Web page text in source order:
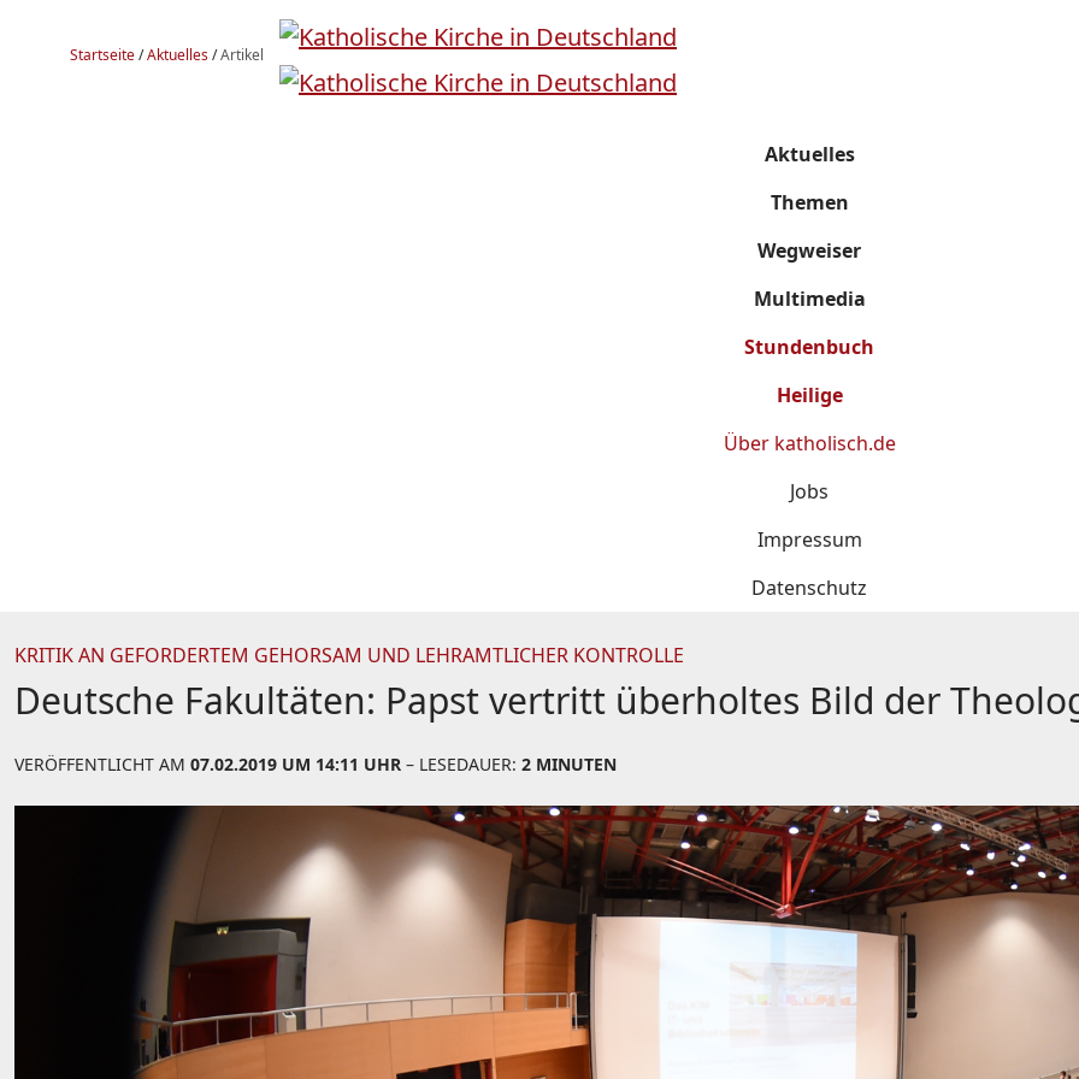
Startseite/Aktuelles/Artikel
Aktuelles
Themen
Wegweiser
Multimedia
Stundenbuch
Heilige
Über katholisch.de
Jobs
Impressum
Datenschutz
KRITIK AN GEFORDERTEM GEHORSAM UND LEHRAMTLICHER KONTROLLE
Deutsche Fakultäten: Papst vertritt überholtes Bild der
VERÖFFENTLICHT AM 07.02.2019 UM 14:11 UHR – LESEDAUER: 2 MINUTEN